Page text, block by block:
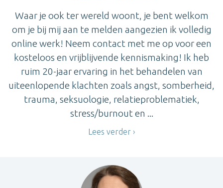
Waar je ook ter wereld woont, je bent welkom
om je bij mij aan te melden aangezien ik volledig
online werk! Neem contact met me op voor een
kosteloos en vrijblijvende kennismaking! Ik heb
ruim 20-jaar ervaring in het behandelen van
uiteenlopende klachten zoals angst, somberheid,
trauma, seksuologie, relatieproblematiek,
stress/burnout en ...
Lees verder